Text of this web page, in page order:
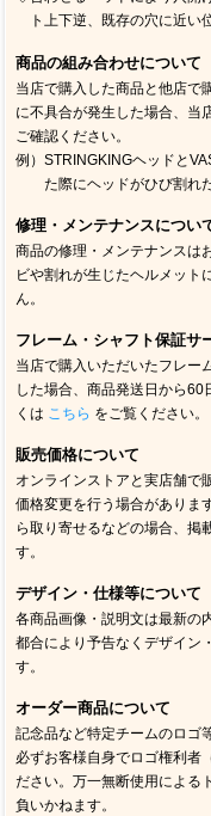
ト上下逆、既存の穴に近い
商品の組み合わせについて
当店で購入した商品と他店で
に不具合が発生した場合、当
ご確認ください。
例）STRINGKINGヘッドと
た際にヘッドがひび割れ
修理・メンテナンスについ
商品の修理・メンテナンスは
ビや割れが生じたヘルメット
ん。
フレーム・シャフト保証サ
当店で購入いただいたフレー
した場合、商品発送日から60
くは こちら をご覧ください。
販売価格について
オンラインストアと実店舗で
価格変更を行う場合がありま
ら取り寄せるなどの場合、掲
す。
デザイン・仕様等について
各商品画像・説明文は最新の
都合により予告なくデザイン
す。
オーダー商品について
記念品など特定チームのロゴ
必ずお客様自身でロゴ権利者
ださい。万一無断使用による
負いかねます。